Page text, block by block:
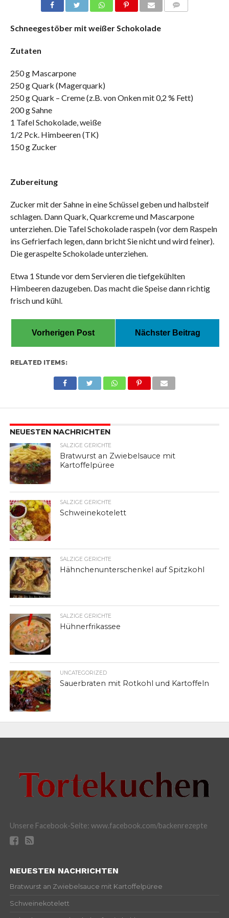
Schneegestöber mit weißer Schokolade
Zutaten
250 g Mascarpone
250 g Quark (Magerquark)
250 g Quark – Creme (z.B. von Onken mit 0,2 % Fett)
200 g Sahne
1 Tafel Schokolade, weiße
1/2 Pck. Himbeeren (TK)
150 g Zucker
Zubereitung
Zucker mit der Sahne in eine Schüssel geben und halbsteif
schlagen. Dann Quark, Quarkcreme und Mascarpone
unterziehen. Die Tafel Schokolade raspeln (vor dem Raspeln
ins Gefrierfach legen, dann bricht Sie nicht und wird feiner).
Die geraspelte Schokolade unterziehen.
Etwa 1 Stunde vor dem Servieren die tiefgekühlten
Himbeeren dazugeben. Das macht die Speise dann richtig
frisch und kühl.
Vorherigen Post Nächster Beitrag
RELATED ITEMS:
NEUESTEN NACHRICHTEN
SALZIGE GERICHTE
Bratwurst an Zwiebelsauce mit
Kartoffelpüree
SALZIGE GERICHTE
Schweinekotelett
SALZIGE GERICHTE
Hähnchenunterschenkel auf Spitzkohl
SALZIGE GERICHTE
Hühnerfrikassee
UNCATEGORIZED
Sauerbraten mit Rotkohl und Kartoffeln
Unsere Facebook-Seite: www.facebook.com/backenrezepte
NEUESTEN NACHRICHTEN
Bratwurst an Zwiebelsauce mit Kartoffelpüree
Schweinekotelett